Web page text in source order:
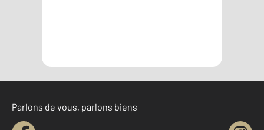
Parlons de vous, parlons biens